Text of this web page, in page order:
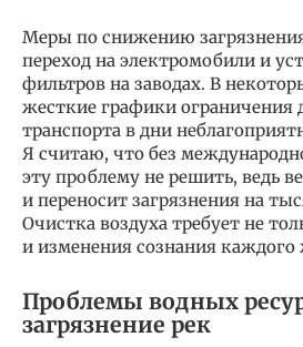
Меры по снижению
переход на электромобили и
фильтров на заводах. В
жесткие графики ограничения
транспорта в дни
Я считаю, что без
эту проблему не решить, ведь
и переносит загрязнения на
Очистка воздуха требует не
и изменения сознания каждого
Проблемы водных
загрязнение рек